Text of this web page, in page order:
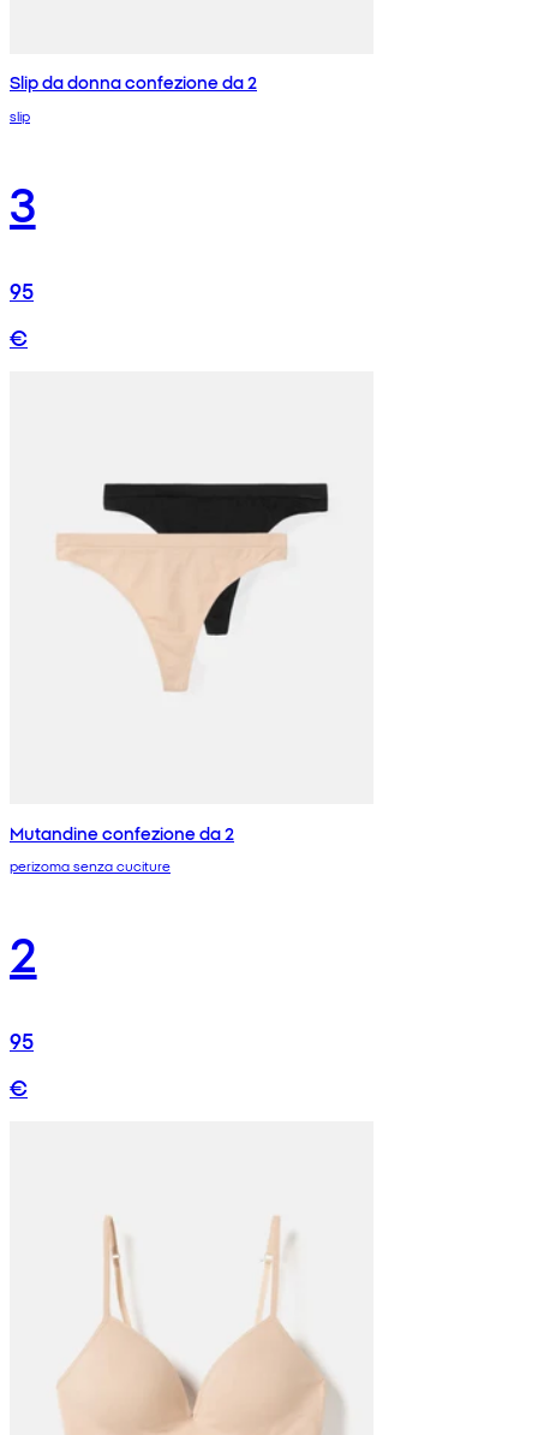
Slip da donna confezione da 2
slip
3
95
€
Mutandine confezione da 2
perizoma senza cuciture
2
95
€